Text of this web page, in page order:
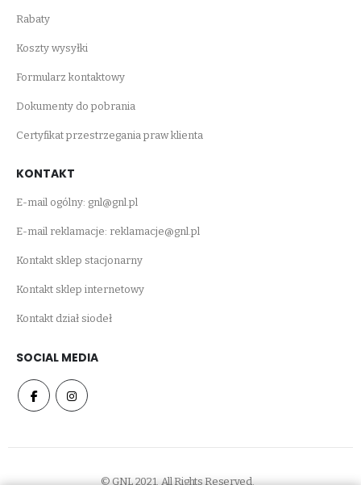
Rabaty
Koszty wysyłki
Formularz kontaktowy
Dokumenty do pobrania
Certyfikat przestrzegania praw klienta
KONTAKT
E-mail ogólny: gnl@gnl.pl
E-mail reklamacje: reklamacje@gnl.pl
Kontakt sklep stacjonarny
Kontakt sklep internetowy
Kontakt dział siodeł
SOCIAL MEDIA
© GNL 2021. All Rights Reserved.